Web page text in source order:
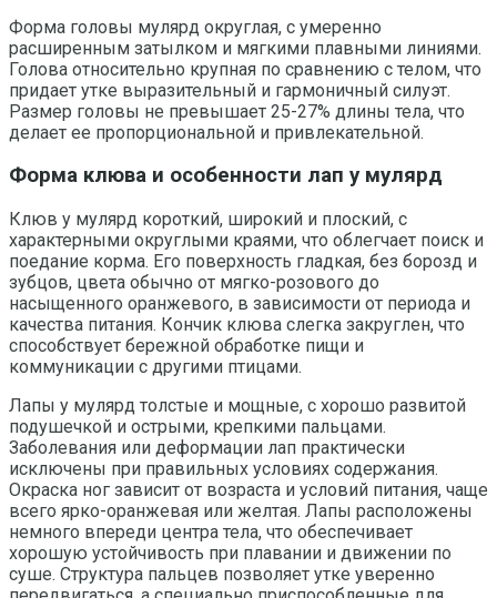
Форма головы мулярд округлая, с умеренно
расширенным затылком и мягкими плавными линиями.
Голова относительно крупная по сравнению с телом, что
придает утке выразительный и гармоничный силуэт.
Размер головы не превышает 25-27% длины тела, что
делает ее пропорциональной и привлекательной.
Форма клюва и особенности лап у мулярд
Клюв у мулярд короткий, широкий и плоский, с
характерными округлыми краями, что облегчает поиск и
поедание корма. Его поверхность гладкая, без борозд и
зубцов, цвета обычно от мягко-розового до
насыщенного оранжевого, в зависимости от периода и
качества питания. Кончик клюва слегка закруглен, что
способствует бережной обработке пищи и
коммуникации с другими птицами.
Лапы у мулярд толстые и мощные, с хорошо развитой
подушечкой и острыми, крепкими пальцами.
Заболевания или деформации лап практически
исключены при правильных условиях содержания.
Окраска ног зависит от возраста и условий питания, чаще
всего ярко-оранжевая или желтая. Лапы расположены
немного впереди центра тела, что обеспечивает
хорошую устойчивость при плавании и движении по
суше. Структура пальцев позволяет утке уверенно